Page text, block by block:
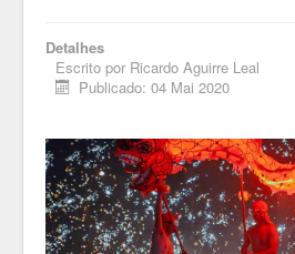
Detalhes
Escrito por Ricardo Aguirre Leal
Publicado: 04 Mai 2020